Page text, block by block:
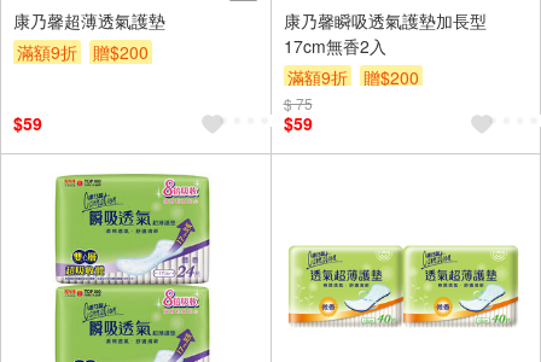
康乃馨超薄透氣護墊
滿額9折
贈$200
$59
康乃馨瞬吸透氣護墊加長型
17cm無香2入
滿額9折
贈$200
$ 75
$59